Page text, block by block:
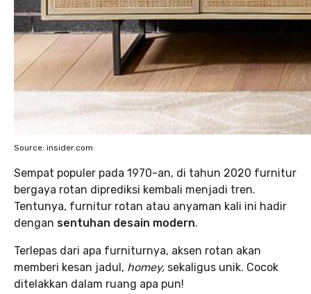
Source: insider.com
Sempat populer pada 1970-an, di tahun 2020 furnitur
bergaya rotan diprediksi kembali menjadi tren.
Tentunya, furnitur rotan atau anyaman kali ini hadir
dengan sentuhan desain modern.
Terlepas dari apa furniturnya, aksen rotan akan
memberi kesan jadul, homey, sekaligus unik. Cocok
ditelakkan dalam ruang apa pun!